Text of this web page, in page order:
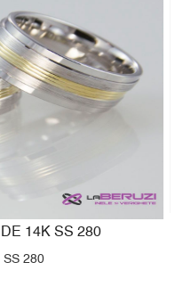
14K SS 280
SS 280